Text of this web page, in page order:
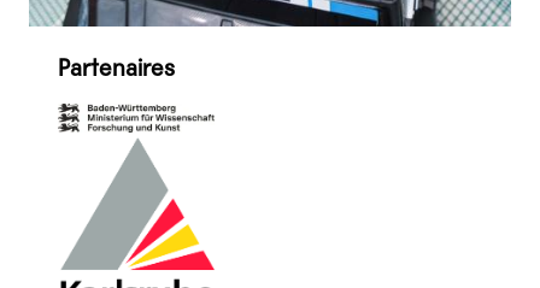
Partenaires